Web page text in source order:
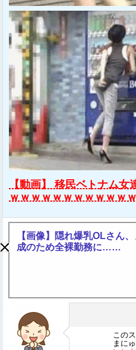
【動画】 移民ベトナム
ｗｗｗｗｗｗｗｗｗｗｗ
【画像】隠れ爆乳OLさん
成のため全裸勤務に……
この
まに